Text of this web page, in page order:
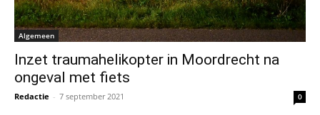
Algemeen
Inzet traumahelikopter in Moordrecht na
ongeval met fiets
Redactie - 7 september 2021 0